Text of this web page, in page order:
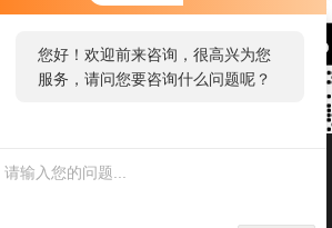
您好！欢迎前来咨询，很高兴为您
服务，请问您要咨询什么问题呢？
了需求产品，您可以直接在线与我
联系！